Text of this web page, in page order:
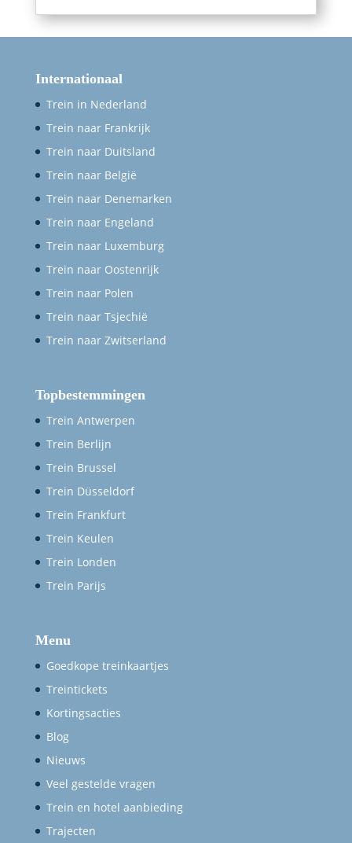
Internationaal
Trein in Nederland
Trein naar Frankrijk
Trein naar Duitsland
Trein naar België
Trein naar Denemarken
Trein naar Engeland
Trein naar Luxemburg
Trein naar Oostenrijk
Trein naar Polen
Trein naar Tsjechië
Trein naar Zwitserland
Topbestemmingen
Trein Antwerpen
Trein Berlijn
Trein Brussel
Trein Düsseldorf
Trein Frankfurt
Trein Keulen
Trein Londen
Trein Parijs
Menu
Goedkope treinkaartjes
Treintickets
Kortingsacties
Blog
Nieuws
Veel gestelde vragen
Trein en hotel aanbieding
Trajecten